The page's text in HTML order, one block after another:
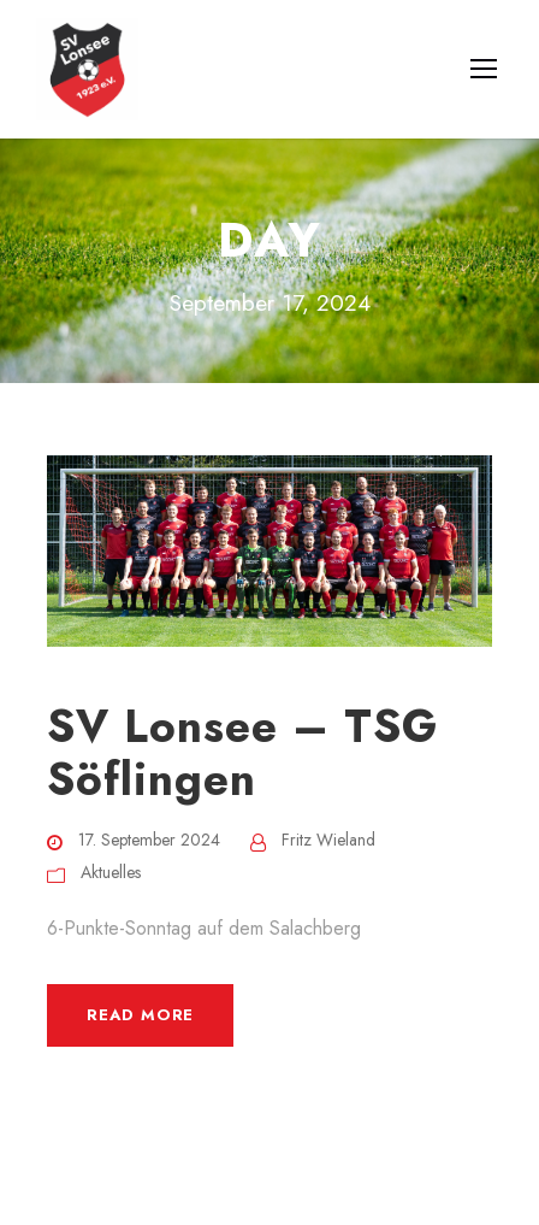
DAY
September 17, 2024
SV Lonsee – TSG
Söflingen
17. September 2024
Fritz Wieland
Aktuelles
6-Punkte-Sonntag auf dem Salachberg
READ MORE